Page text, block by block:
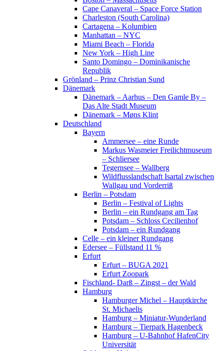
Cape Canaveral – Space Force Station
Charleston (South Carolina)
Cartagena – Kolumbien
Manhattan – NYC
Miami Beach – Florida
New York – High Line
Santo Domingo – Dominikanische
Republik
Grönland – Prinz Christian Sund
Dänemark
Dänemark – Aarhus – Den Gamle By –
Das Alte Stadt Museum
Dänemark – Møns Klint
Deutschland
Bayern
Ammersee – eine Runde
Markus Wasmeier Freilichtmuseum
– Schliersee
Tegernsee – Wallberg
Wildflusslandschaft Isartal zwischen
Wallgau und Vorderriß
Berlin – Potsdam
Berlin – Festival of Lights
Berlin – ein Rundgang am Tag
Potsdam – Schloss Cecilienhof
Potsdam – ein Rundgang
Celle – ein kleiner Rundgang
Edersee – Füllstand 11 %
Erfurt
Erfurt – BUGA 2021
Erfurt Zoopark
Fischland- Darß – Zingst – der Wald
Hamburg
Hamburger Michel – Hauptkirche
St. Michaelis
Hamburg – Miniatur-Wunderland
Hamburg – Tierpark Hagenbeck
Hamburg – U-Bahnhof HafenCity
Universität